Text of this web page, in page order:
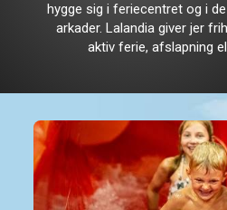
hygge sig i feriecentret og i
arkader. Lalandia giver jer
aktiv ferie, afslapning